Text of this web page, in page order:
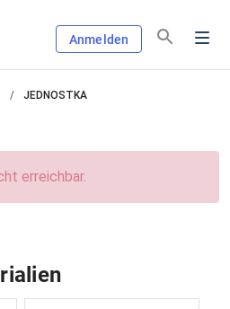
Anmelden
JEDNOSTKA
erreichbar.